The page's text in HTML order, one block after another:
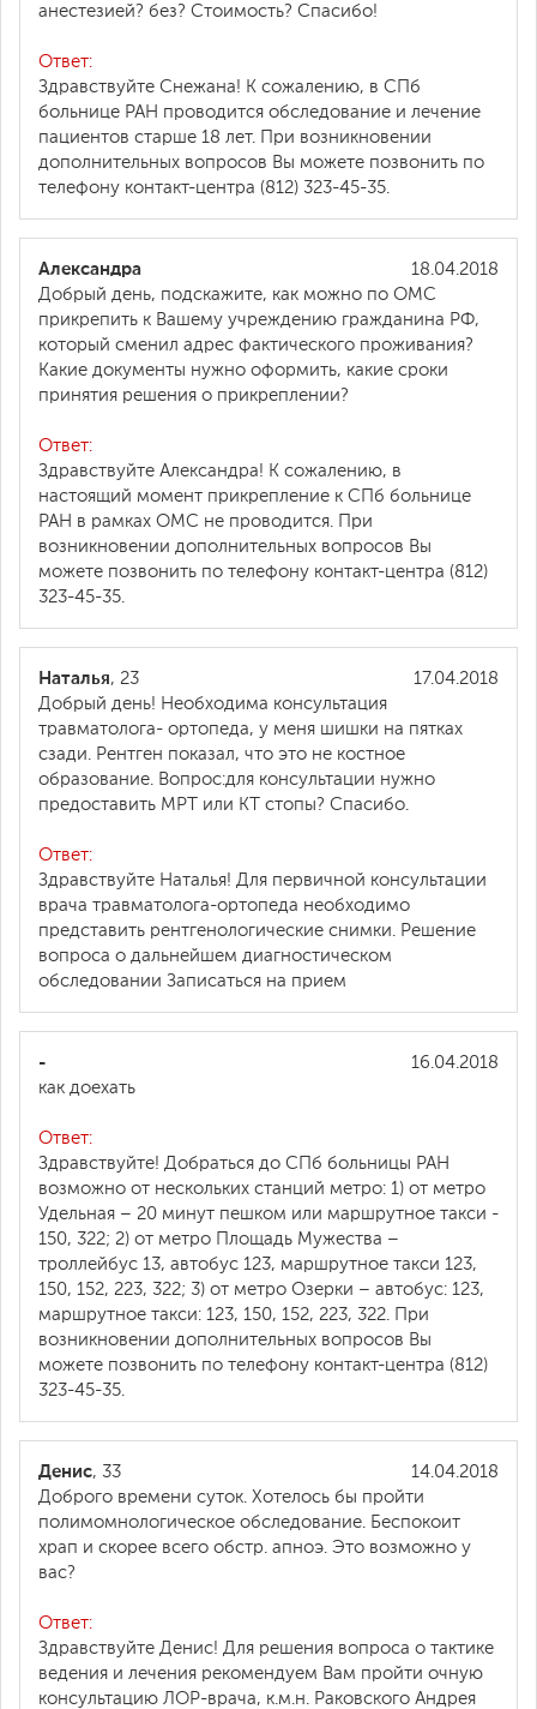
анестезией? без? Стоимость? Спасибо!
Ответ:
Здравствуйте Снежана! К сожалению, в СПб
больнице РАН проводится обследование и лечение
пациентов старше 18 лет. При возникновении
дополнительных вопросов Вы можете позвонить по
телефону контакт-центра (812) 323-45-35.
18.04.2018
Александра
Добрый день, подскажите, как можно по ОМС
прикрепить к Вашему учреждению гражданина РФ,
который сменил адрес фактического проживания?
Какие документы нужно оформить, какие сроки
принятия решения о прикреплении?
Ответ:
Здравствуйте Александра! К сожалению, в
настоящий момент прикрепление к СПб больнице
РАН в рамках ОМС не проводится. При
возникновении дополнительных вопросов Вы
можете позвонить по телефону контакт-центра (812)
323-45-35.
17.04.2018
Наталья, 23
Добрый день! Необходима консультация
травматолога- ортопеда, у меня шишки на пятках
сзади. Рентген показал, что это не костное
образование. Вопрос:для консультации нужно
предоставить МРТ или КТ стопы? Спасибо.
Ответ:
Здравствуйте Наталья! Для первичной консультации
врача травматолога-ортопеда необходимо
представить рентгенологические снимки. Решение
вопроса о дальнейшем диагностическом
обследовании Записаться на прием
16.04.2018
-
как доехать
Ответ:
Здравствуйте! Добраться до СПб больницы РАН
возможно от нескольких станций метро: 1) от метро
Удельная – 20 минут пешком или маршрутное такси -
150, 322; 2) от метро Площадь Мужества –
троллейбус 13, автобус 123, маршрутное такси 123,
150, 152, 223, 322; 3) от метро Озерки – автобус: 123,
маршрутное такси: 123, 150, 152, 223, 322. При
возникновении дополнительных вопросов Вы
можете позвонить по телефону контакт-центра (812)
323-45-35.
14.04.2018
Денис, 33
Доброго времени суток. Хотелось бы пройти
полимомнологическое обследование. Беспокоит
храп и скорее всего обстр. апноэ. Это возможно у
вас?
Ответ:
Здравствуйте Денис! Для решения вопроса о тактике
ведения и лечения рекомендуем Вам пройти очную
консультацию ЛОР-врача, к.м.н. Раковского Андрея